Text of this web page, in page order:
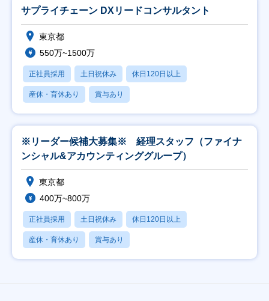
サプライチェーン DXリードコンサルタント
東京都
550万~1500万
正社員採用 土日祝休み 休日120日以上
産休・育休あり 賞与あり
※リーダー候補大募集※ 経理スタッフ（ファイナ
ンシャル&アカウンティンググループ）
東京都
400万~800万
正社員採用 土日祝休み 休日120日以上
産休・育休あり 賞与あり